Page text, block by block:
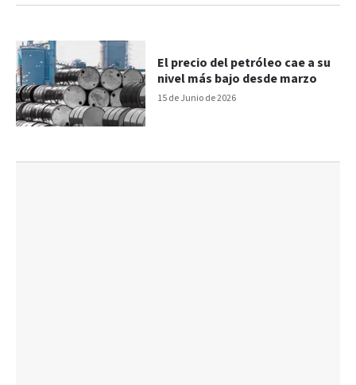
15 de Junio de 2026
El precio del petróleo cae a su
nivel más bajo desde marzo